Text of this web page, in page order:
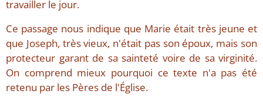
travailler le jour.
Ce passage nous indique que Marie était très jeune et
que Joseph, très vieux, n'était pas son époux, mais son
protecteur garant de sa sainteté voire de sa virginité.
On comprend mieux pourquoi ce texte n'a pas été
retenu par les Pères de l'Église.